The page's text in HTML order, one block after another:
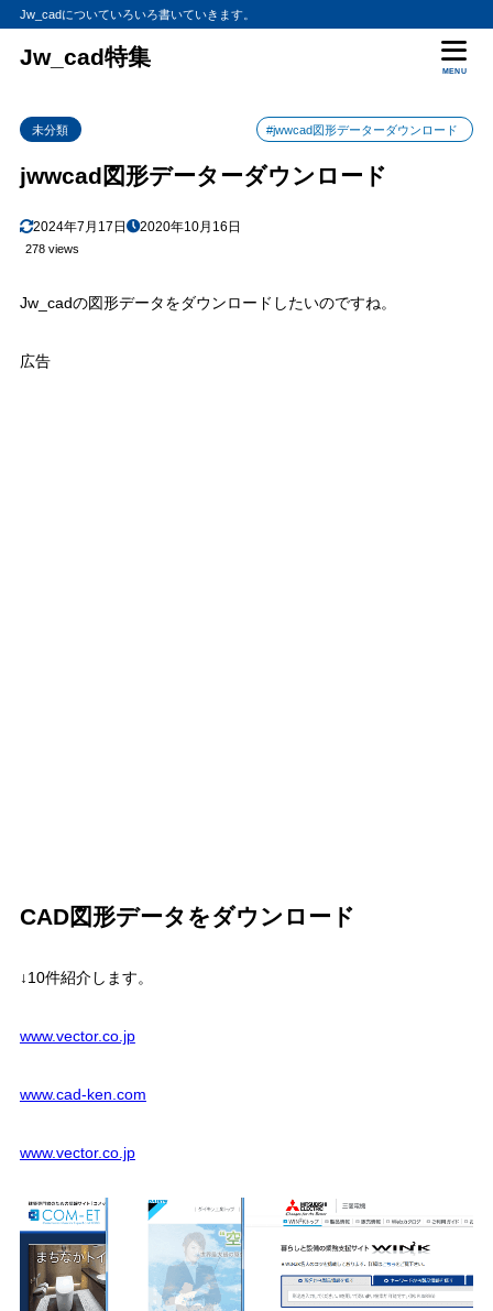
Jw_cadについていろいろ書いていきます。
Jw_cad特集
MENU
未分類 #jwwcad図形データーダウンロード
jwwcad図形データーダウンロード
2024年7月17日 2020年10月16日
278 views
Jw_cadの図形データをダウンロードしたいのですね。
広告
CAD図形データをダウンロード
↓10件紹介します。
www.vector.co.jp
www.cad-ken.com
www.vector.co.jp